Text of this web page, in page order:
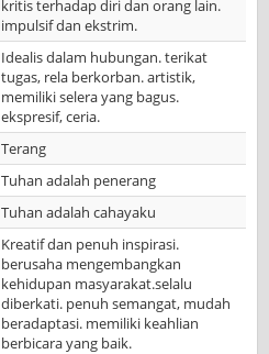
kritis terhadap diri dan orang lain.
impulsif dan ekstrim.
Idealis dalam hubungan. terikat
tugas, rela berkorban. artistik,
memiliki selera yang bagus.
ekspresif, ceria.
Terang
Tuhan adalah penerang
Tuhan adalah cahayaku
Kreatif dan penuh inspirasi.
berusaha mengembangkan
kehidupan masyarakat.selalu
diberkati. penuh semangat, mudah
beradaptasi. memiliki keahlian
berbicara yang baik.